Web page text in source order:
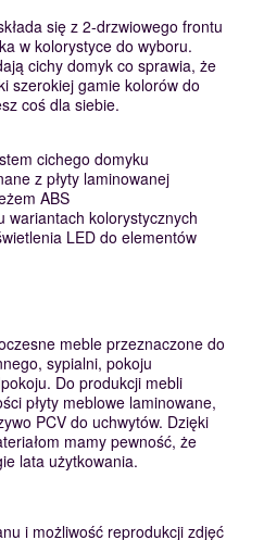
się z 2-drzwiowego frontu
w kolorystyce do wyboru.
cichy domyk co sprawia, że
szerokiej gamie kolorów do
coś dla siebie.
cichego domyku
z płyty laminowanej
ABS
wariantach kolorystycznych
LED do elementów
meble przeznaczone do
sypialni, pokoju
Do produkcji mebli
płyty meblowe laminowane,
PCV do uchwytów. Dzięki
mamy pewność, że
lata użytkowania.
i możliwość reprodukcji zdjęć